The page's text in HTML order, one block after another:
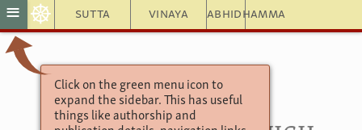
Sutta Vinaya Abhidhamma
≡ ☸
Click on the green menu icon to
expand the sidebar. This has useful
things like authorship and
Aṅguttara Nikāya
XIII. Phẩm Bệnh